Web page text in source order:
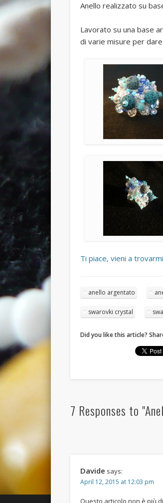
Anello realizzato su
Lavorato su una base
di varie misure per
Ti piace, vieni a
anello argentato
swarovki crystal
Did you like this article?
7 Responses to
Davide says:
April 12, 2015 at 12:03 pm
Questo articolo non è più